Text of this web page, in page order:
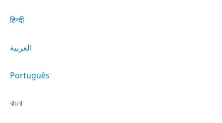
हिन्दी
العربية
Português
বাংলা